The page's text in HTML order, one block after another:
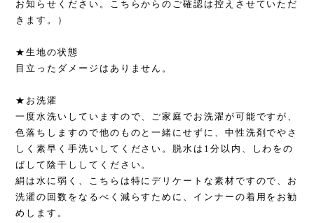
お知らせください。こちらからのご確認は控えさせていただ
きます。）
★生地の状態
目立ったダメージはありません。
★お洗濯
一度水洗いしていますので、ご家庭でお洗濯が可能ですが、
色落ちしますので他のものと一緒にせずに、中性洗剤でやさ
しく素早く手洗いしてください。脱水は1分以内、しわをの
ばして陰干ししてください。
絹は水に弱く、こちらは特にデリケートな素材ですので、お
洗濯の回数をなるべく減らすために、インナーの着用をお勧
めします。